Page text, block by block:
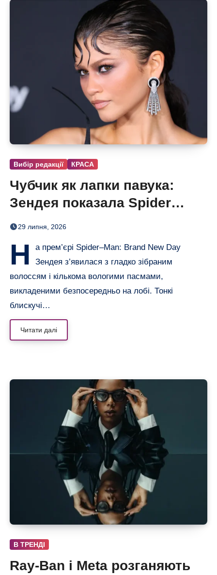
Вибір редакції КРАСА
Чубчик як лапки павука:
Зендея показала Spider
Bangs
29 липня, 2026
Н
а прем’єрі Spider–Man: Brand New Day
Зендея з’явилася з гладко зібраним
волоссям і кількома вологими пасмами,
викладеними безпосередньо на лобі. Тонкі
блискучі…
Читати далі
В ТРЕНДІ
Ray-Ban і Meta розганяють